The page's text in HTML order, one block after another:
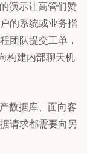
演示让高管们赞
的系统或业务指
团队提交工单，
构建内部聊天机
数据库、面向客
请求都需要向另